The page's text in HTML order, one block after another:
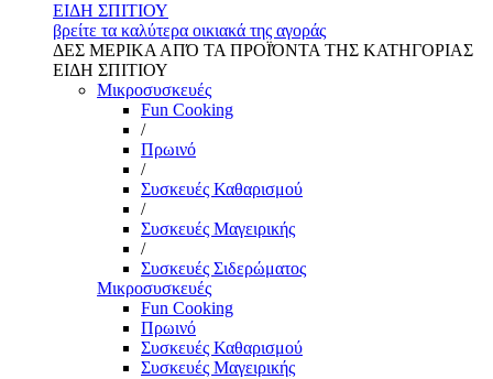
ΕΙΔΗ ΣΠΙΤΙΟΥ
βρείτε τα καλύτερα οικιακά της αγοράς
ΔΕΣ ΜΕΡΙΚΑ ΑΠΌ ΤΑ ΠΡΟΪΌΝΤΑ ΤΗΣ ΚΑΤΗΓΟΡΙΑΣ
ΕΙΔΗ ΣΠΙΤΙΟΥ
Μικροσυσκευές
Fun Cooking
/
Πρωινό
/
Συσκευές Καθαρισμού
/
Συσκευές Μαγειρικής
/
Συσκευές Σιδερώματος
Μικροσυσκευές
Fun Cooking
Πρωινό
Συσκευές Καθαρισμού
Συσκευές Μαγειρικής